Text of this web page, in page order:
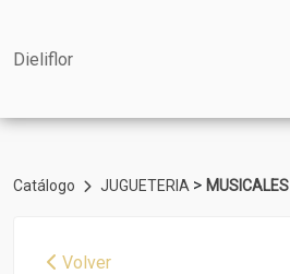
Dieliflor
Catálogo JUGUETERIA > MUSICALES
Volver